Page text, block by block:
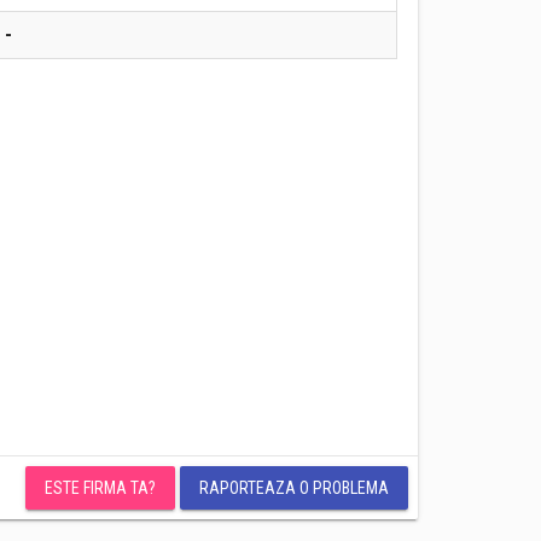
-
ESTE FIRMA TA? RAPORTEAZA O PROBLEMA